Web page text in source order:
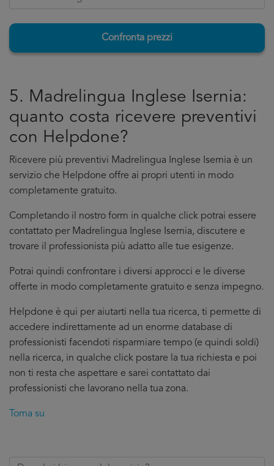
Confronta prezzi
5. Madrelingua Inglese Isernia:
quanto costa ricevere preventivi
con Helpdone?
Ricevere più preventivi Madrelingua Inglese Isernia è un
servizio che Helpdone offre ai propri utenti in modo
completamente gratuito.
Completando il nostro form in qualche click potrai essere
contattato per Madrelingua Inglese Isernia, discutere e
trovare il professionista più adatto alle tue esigenze.
Potrai quindi confrontare i diversi approcci e le diverse
offerte in modo completamente gratuito e senza impegno.
Helpdone è qui per aiutarti nella tua ricerca, ti permette di
accedere indirettamente ad un enorme database di
professionisti facendoti risparmiare tempo (e quindi soldi)
nella ricerca, in qualche click postare la tua richiesta e poi
non ti resta che aspettare e sarei contattato dai
professionisti che lavorano nella tua zona.
Torna su